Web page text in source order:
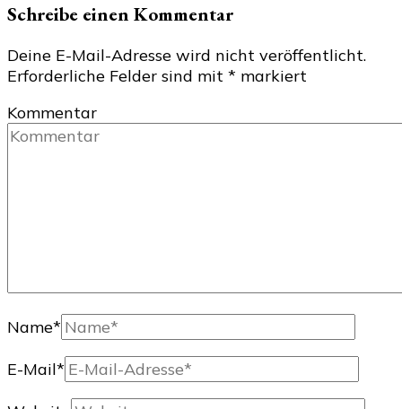
Schreibe einen Kommentar
Deine E-Mail-Adresse wird nicht veröffentlicht.
Erforderliche Felder sind mit * markiert
Kommentar
Name*
E-Mail*